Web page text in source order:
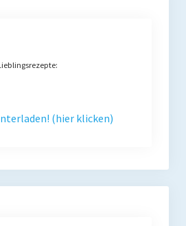
(hier klicken)